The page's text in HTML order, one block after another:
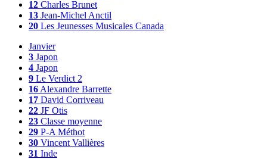
12 Charles Brunet
13 Jean-Michel Anctil
20 Les Jeunesses Musicales Canada
Janvier
3 Japon
4 Japon
9 Le Verdict 2
16 Alexandre Barrette
17 David Corriveau
22 JF Otis
23 Classe moyenne
29 P-A Méthot
30 Vincent Vallières
31 Inde